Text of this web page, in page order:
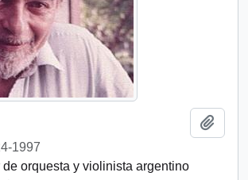
1997
de orquesta y violinista argentino